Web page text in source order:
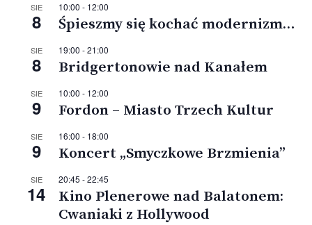
SIE
8
10:00 - 12:00
Śpieszmy się kochać modernizm…
SIE
8
19:00 -21:00
Bridgertonowie nad Kanałem
SIE
9
10:00 - 12:00
Fordon – Miasto Trzech Kultur
SIE
9
16:00 - 18:00
Koncert „Smyczkowe Brzmienia”
SIE
14
20:45 -22:45
Kino Plenerowe nad Balatonem:
Cwaniaki z Hollywood